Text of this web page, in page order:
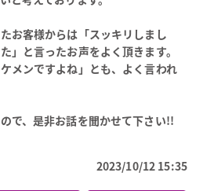
お客様からは「スッキリしまし
」と言ったお声をよく頂きます。
メンですよね」とも、よく言われ
で、是非お話を聞かせて下さい!!
2023/10/12 15:35